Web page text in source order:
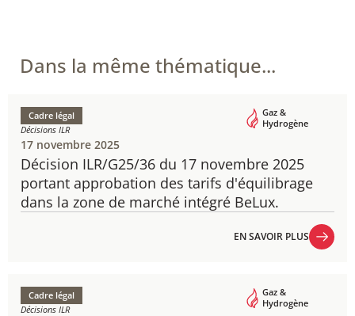
Dans la même thématique...
Décision ILR/G25/36 du 17 novembre 2025
portant approbation des tarifs d'équilibrage
dans la zone de marché intégré BeLux.
Cadre légal
Décisions ILR
Gaz &
Hydrogène
17 novembre 2025
EN SAVOIR PLUS
Cadre légal
Décisions ILR
Gaz &
Hydrogène